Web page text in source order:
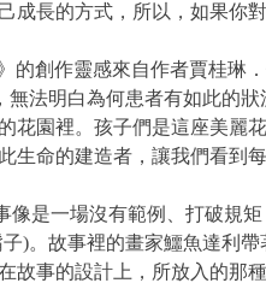
長的方式，所以，如果你
的創作靈感來自作者賈桂琳
法明白為何患者有如此的
花園裡。孩子們是這座美
命的建造者，讓我們看到
像是一場沒有範例、打破規
)。故事裡的畫家鱷魚達利
故事的設計上，所放入的那